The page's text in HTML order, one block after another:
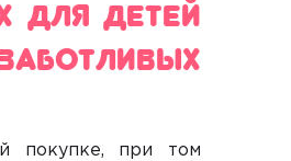
покупке, при том